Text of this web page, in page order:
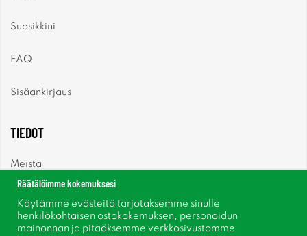
Suosikkini
FAQ
Sisäänkirjaus
TIEDOT
Meistä
Uutiset
Uutiskirje
Räätälöimme kokemuksesi
Käytämme evästeitä tarjotaksemme sinulle
henkilökohtaisen ostokokemuksen, personoidun
mainonnan ja pitääksemme verkkosivustomme